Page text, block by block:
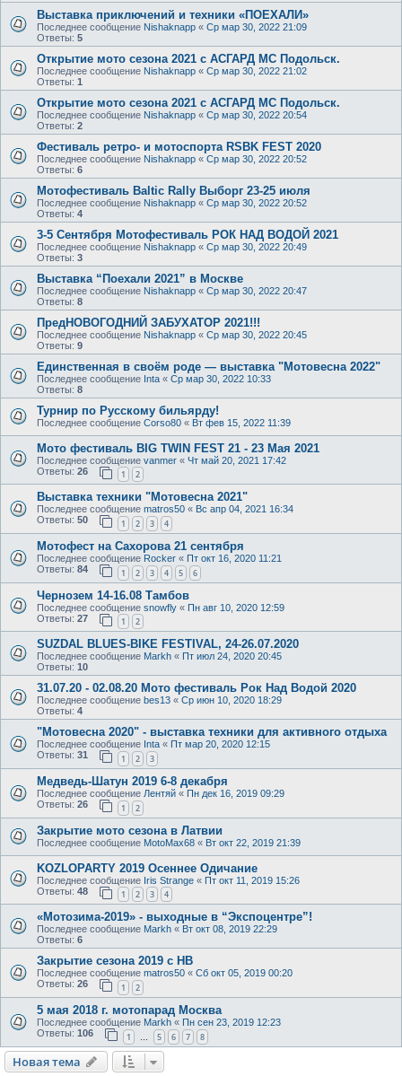
Выставка приключений и техники «ПОЕХАЛИ»
Последнее сообщение Nishaknapp « Ср мар 30, 2022 21:09
Ответы: 5
Открытие мото сезона 2021 с АСГАРД МС Подольск.
Последнее сообщение Nishaknapp « Ср мар 30, 2022 21:02
Ответы: 1
Открытие мото сезона 2021 с АСГАРД МС Подольск.
Последнее сообщение Nishaknapp « Ср мар 30, 2022 20:54
Ответы: 2
Фестиваль ретро- и мотоспорта RSBK FEST 2020
Последнее сообщение Nishaknapp « Ср мар 30, 2022 20:52
Ответы: 6
Мотофестиваль Baltic Rally Выборг 23-25 июля
Последнее сообщение Nishaknapp « Ср мар 30, 2022 20:52
Ответы: 4
3-5 Сентября Мотофестиваль РОК НАД ВОДОЙ 2021
Последнее сообщение Nishaknapp « Ср мар 30, 2022 20:49
Ответы: 3
Выставка “Поехали 2021” в Москве
Последнее сообщение Nishaknapp « Ср мар 30, 2022 20:47
Ответы: 8
ПредНОВОГОДНИЙ ЗАБУХАТОР 2021!!!
Последнее сообщение Nishaknapp « Ср мар 30, 2022 20:45
Ответы: 9
Единственная в своём роде — выставка "Мотовесна 2022"
Последнее сообщение Inta « Ср мар 30, 2022 10:33
Ответы: 8
Турнир по Русскому бильярду!
Последнее сообщение Corso80 « Вт фев 15, 2022 11:39
Мото фестиваль BIG TWIN FEST 21 - 23 Мая 2021
Последнее сообщение vanmer « Чт май 20, 2021 17:42
Ответы: 26 1 2
Выставка техники "Мотовесна 2021"
Последнее сообщение matros50 « Вс апр 04, 2021 16:34
Ответы: 50 1 2 3 4
Мотофест на Сахорова 21 сентября
Последнее сообщение Rocker « Пт окт 16, 2020 11:21
Ответы: 84 1 2 3 4 5 6
Чернозем 14-16.08 Тамбов
Последнее сообщение snowfly « Пн авг 10, 2020 12:59
Ответы: 27 1 2
SUZDAL BLUES-BIKE FESTIVAL, 24-26.07.2020
Последнее сообщение Markh « Пт июл 24, 2020 20:45
Ответы: 10
31.07.20 - 02.08.20 Мото фестиваль Рок Над Водой 2020
Последнее сообщение bes13 « Ср июн 10, 2020 18:29
Ответы: 4
"Мотовесна 2020" - выставка техники для активного отдыха
Последнее сообщение Inta « Пт мар 20, 2020 12:15
Ответы: 31 1 2 3
Медведь-Шатун 2019 6-8 декабря
Последнее сообщение Лентяй « Пн дек 16, 2019 09:29
Ответы: 26 1 2
Закрытие мото сезона в Латвии
Последнее сообщение MotoMax68 « Вт окт 22, 2019 21:39
KOZLOPARTY 2019 Осеннее Одичание
Последнее сообщение Iris Strange « Пт окт 11, 2019 15:26
Ответы: 48 1 2 3 4
«Мотозима-2019» - выходные в “Экспоцентре”!
Последнее сообщение Markh « Вт окт 08, 2019 22:29
Ответы: 6
Закрытие сезона 2019 с НВ
Последнее сообщение matros50 « Сб окт 05, 2019 00:20
Ответы: 26 1 2
5 мая 2018 г. мотопарад Москва
Последнее сообщение Markh « Пн сен 23, 2019 12:23
Ответы: 106 1 … 5 6 7 8
Новая тема